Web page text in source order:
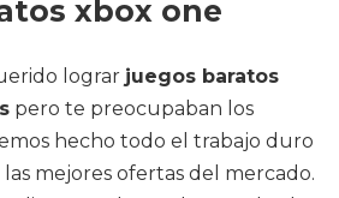
xbox one
lograr juegos baratos
pero te preocupaban los
hecho todo el trabajo duro
mejores ofertas del mercado.